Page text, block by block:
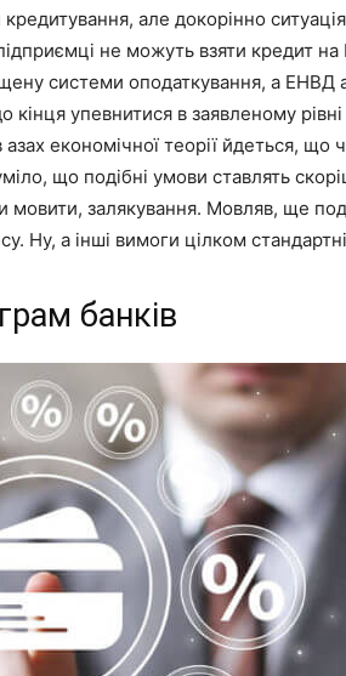
кредитування, але докорінно
не можуть взяти кредит
системи оподаткування, а ЕНВД
упевнитися в заявленому
економічної теорії йдеться, що
що подібні умови ставлять
мовити, залякування. Мовляв, ще
Ну, а інші вимоги цілком
банків